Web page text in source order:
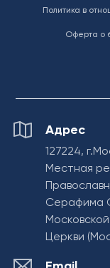
Политика в
Оферта о
Адрес
127224,
Местная
Серафима
Церкви